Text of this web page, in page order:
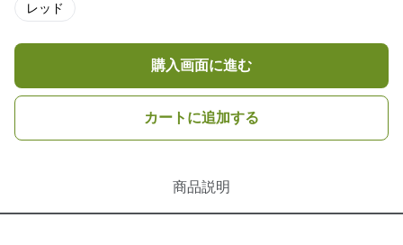
レッド
購入画面に進む
カートに追加する
商品説明